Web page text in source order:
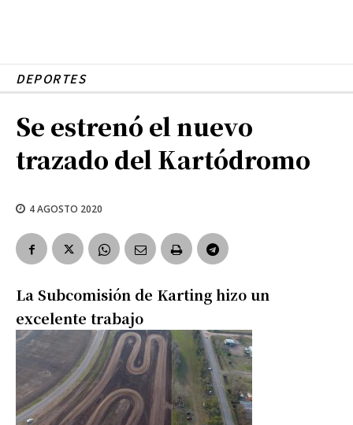
DEPORTES
Se estrenó el nuevo
trazado del Kartódromo
4 AGOSTO 2020
La Subcomisión de Karting hizo un
excelente trabajo